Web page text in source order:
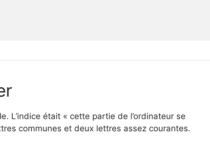
L’indice était « cette partie de l’ordinateur se
communes et deux lettres assez courantes.